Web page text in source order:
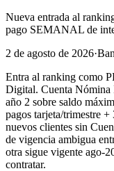
Nueva entrada al
pago SEMANAL de
2 de agosto de 2026·
Entra al ranking como
Digital. Cuenta
año 2 sobre saldo
pagos tarjeta/trimestre
nuevos clientes sin
de vigencia ambigua
otra sigue vigente ago-
contratar.